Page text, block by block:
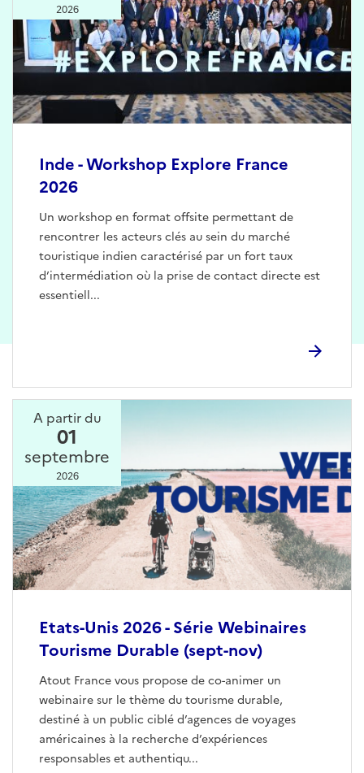
Inde - Workshop Explore France
2026
Un workshop en format offsite permettant de
rencontrer les acteurs clés au sein du marché
touristique indien caractérisé par un fort taux
d’intermédiation où la prise de contact directe est
essentiell...
2026
Etats-Unis 2026 - Série Webinaires
Tourisme Durable (sept-nov)
Atout France vous propose de co-animer un
webinaire sur le thème du tourisme durable,
destiné à un public ciblé d’agences de voyages
américaines à la recherche d’expériences
responsables et authentiqu...
A partir du
01
septembre
2026